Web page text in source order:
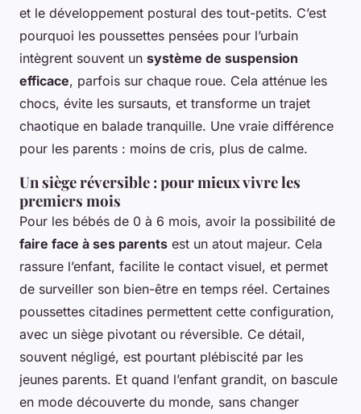
et le développement postural des tout-petits. C’est
pourquoi les poussettes pensées pour l’urbain
intègrent souvent un système de suspension
efficace, parfois sur chaque roue. Cela atténue les
chocs, évite les sursauts, et transforme un trajet
chaotique en balade tranquille. Une vraie différence
pour les parents : moins de cris, plus de calme.
Un siège réversible : pour mieux vivre les
premiers mois
Pour les bébés de 0 à 6 mois, avoir la possibilité de
faire face à ses parents est un atout majeur. Cela
rassure l’enfant, facilite le contact visuel, et permet
de surveiller son bien-être en temps réel. Certaines
poussettes citadines permettent cette configuration,
avec un siège pivotant ou réversible. Ce détail,
souvent négligé, est pourtant plébiscité par les
jeunes parents. Et quand l’enfant grandit, on bascule
en mode découverte du monde, sans changer